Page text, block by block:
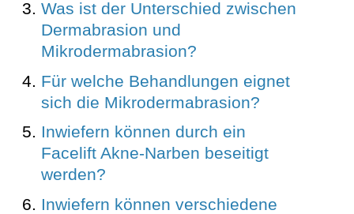
Was ist der Unterschied zwischen
Dermabrasion und
Mikrodermabrasion?
Für welche Behandlungen eignet
sich die Mikrodermabrasion?
Inwiefern können durch ein
Facelift Akne-Narben beseitigt
werden?
Inwiefern können verschiedene